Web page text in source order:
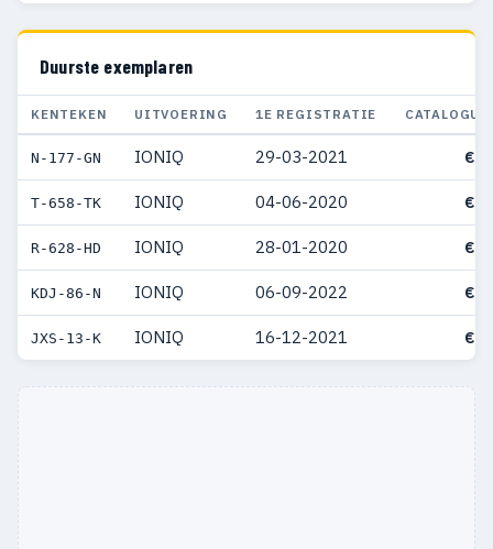
Duurste exemplaren
KENTEKEN UITVOERING 1E REGISTRATIE
N-177-GN IONIQ 29-03-2021 €
T-658-TK IONIQ 04-06-2020 €
R-628-HD IONIQ 28-01-2020 €
KDJ-86-N IONIQ 06-09-2022 €
JXS-13-K IONIQ 16-12-2021 €